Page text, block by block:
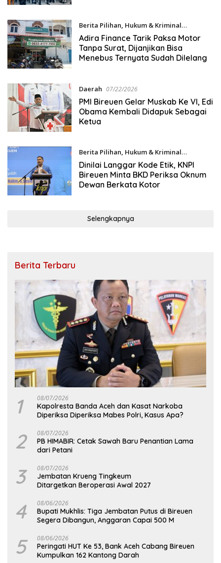
Berita Pilihan, Hukum & Kriminal
07/23/2026
Adira Finance Tarik Paksa Motor
Tanpa Surat, Dijanjikan Bisa
Menebus Ternyata Sudah Dilelang
Daerah 07/22/2026
PMI Bireuen Gelar Muskab Ke VI, Edi
Obama Kembali Didapuk Sebagai
Ketua
Berita Pilihan, Hukum & Kriminal
07/22/2026
Dinilai Langgar Kode Etik, KNPI
Bireuen Minta BKD Periksa Oknum
Dewan Berkata Kotor
Selengkapnya
Berita Terbaru
1 08/07/2026
Kapolresta Banda Aceh dan Kasat Narkoba
Diperiksa Diperiksa Mabes Polri, Kasus Apa?
2 08/07/2026
PB HIMABIR: Cetak Sawah Baru Penantian Lama
dari Petani
3 08/07/2026
Jembatan Krueng Tingkeum
Ditargetkan Beroperasi Awal 2027
4 08/06/2026
Bupati Mukhlis: Tiga Jembatan Putus di Bireuen
Segera Dibangun, Anggaran Capai 500 M
5 08/06/2026
Peringati HUT Ke 53, Bank Aceh Cabang Bireuen
Kumpulkan 162 Kantong Darah